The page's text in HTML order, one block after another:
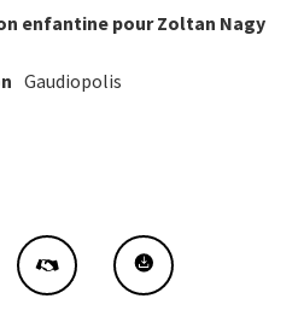
enfantine pour Zoltan Nagy
Gaudiopolis